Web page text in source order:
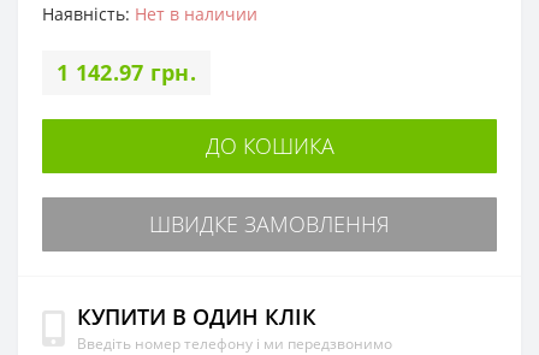
Наявність: Нет в наличии
1 142.97 грн.
ДО КОШИКА
ШВИДКЕ ЗАМОВЛЕННЯ
КУПИТИ В ОДИН КЛІК
Введіть номер телефону і ми передзвонимо